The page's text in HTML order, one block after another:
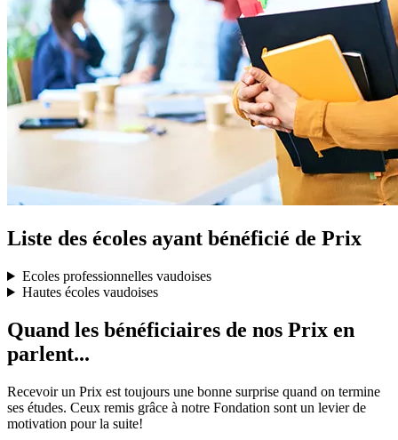
Liste des écoles ayant bénéficié de Prix
Ecoles professionnelles vaudoises
Hautes écoles vaudoises
Quand les bénéficiaires de nos Prix en
parlent...
Recevoir un Prix est toujours une bonne surprise quand on termine
ses études. Ceux remis grâce à notre Fondation sont un levier de
motivation pour la suite!